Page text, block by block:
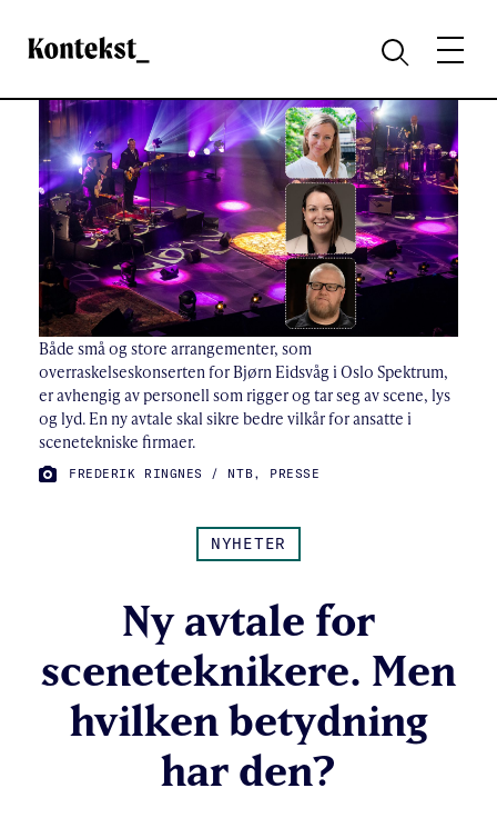
Kontekst
SØKMENY
Både små og store arrangementer, som
overraskelseskonserten for Bjørn Eidsvåg i Oslo Spektrum,
er avhengig av personell som rigger og tar seg av scene, lys
og lyd. En ny avtale skal sikre bedre vilkår for ansatte i
scenetekniske firmaer.
FOTO:
FREDERIK RINGNES / NTB, PRESSE
NYHETER
Ny avtale for
sceneteknikere. Men
hvilken betydning
har den?